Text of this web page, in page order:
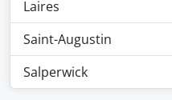
Laires
Saint-Augustin
Salperwick